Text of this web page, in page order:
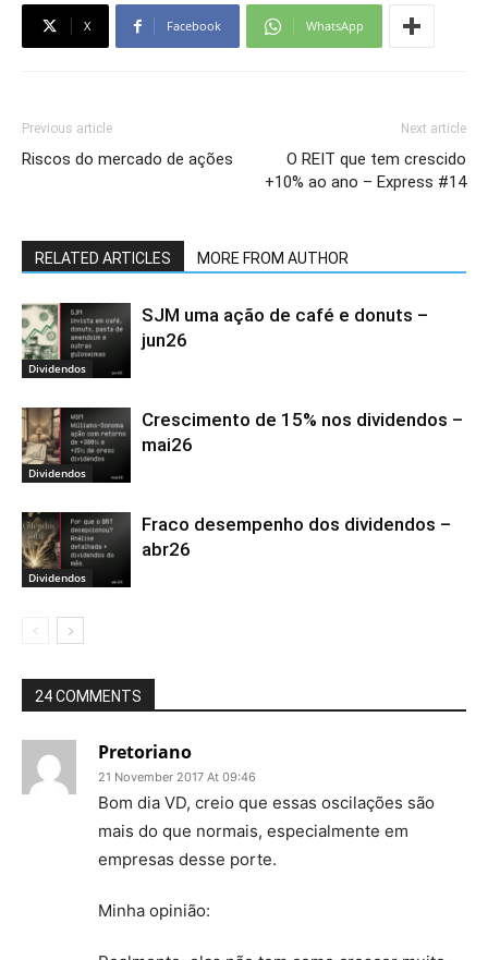
X Facebook WhatsApp
Previous article
Riscos do mercado de ações
Next article
O REIT que tem crescido
+10% ao ano – Express #14
RELATED ARTICLES MORE FROM AUTHOR
Dividendos
SJM uma ação de café e donuts –
jun26
Dividendos
Crescimento de 15% nos dividendos –
mai26
Dividendos
Fraco desempenho dos dividendos –
abr26
24 COMMENTS
Pretoriano
21 November 2017 At 09:46
Bom dia VD, creio que essas oscilações são
mais do que normais, especialmente em
empresas desse porte.
Minha opinião: